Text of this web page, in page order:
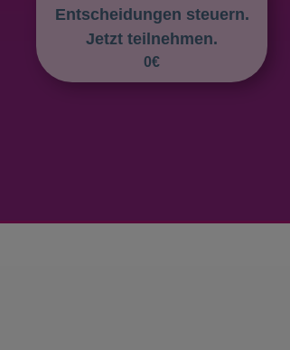
Entscheidungen steuern.
Jetzt teilnehmen.
0€